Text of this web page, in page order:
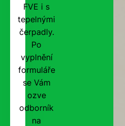
FVE i s
tepelnými
čerpadly.
Po
vyplnění
formuláře
se Vám
ozve
odborník
na